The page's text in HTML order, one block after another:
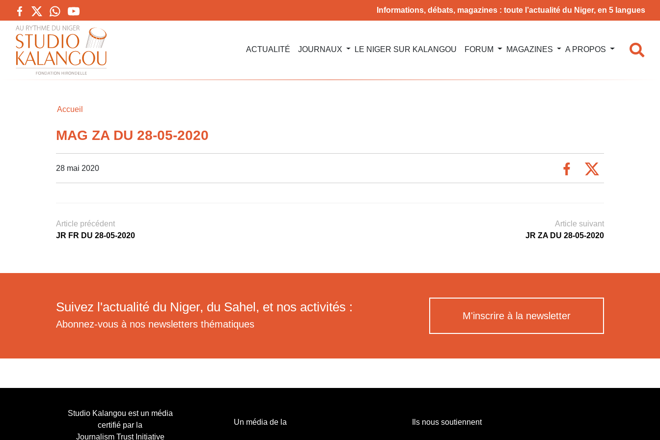
Informations, débats, magazines : toute l’actualité du Niger, en 5 langues
ACTUALITÉ JOURNAUX LE NIGER SUR KALANGOU FORUM MAGAZINES A PROPOS
Accueil
MAG ZA DU 28-05-2020
28 mai 2020
Article précédent
JR FR DU 28-05-2020
Article suivant
JR ZA DU 28-05-2020
Suivez l'actualité du Niger, du Sahel, et nos activités :
Abonnez-vous à nos newsletters thématiques
M'inscrire à la newsletter
Studio Kalangou est un média
certifié par la
Journalism Trust Initiative
Un média de la Ils nous soutiennent